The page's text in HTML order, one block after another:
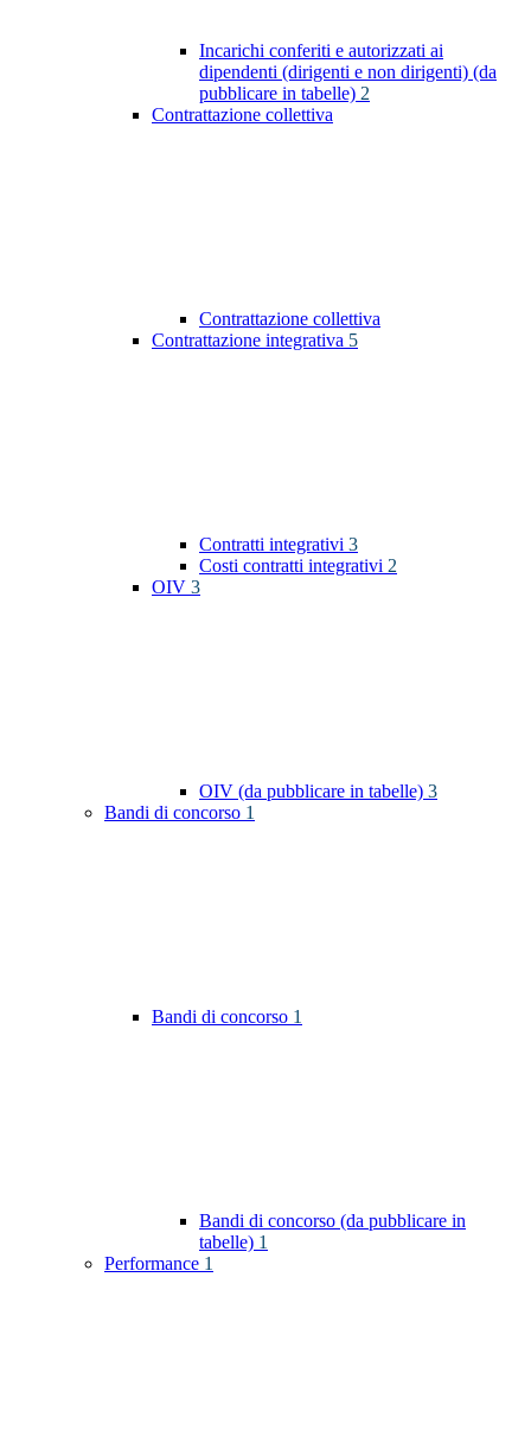
Incarichi conferiti e autorizzati ai
dipendenti (dirigenti e non dirigenti) (da
pubblicare in tabelle) 2
Contrattazione collettiva
Contrattazione collettiva
Contrattazione integrativa 5
Contratti integrativi 3
Costi contratti integrativi 2
OIV 3
OIV (da pubblicare in tabelle) 3
Bandi di concorso 1
Bandi di concorso 1
Bandi di concorso (da pubblicare in
tabelle) 1
Performance 1